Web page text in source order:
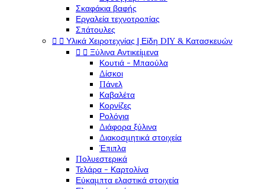
Σκαφάκια βαφής
Εργαλεία τεχνοτροπίας
Σπάτουλες
  Υλικά Χειροτεχνίας | Είδη DIY & Κατασκευών
  Ξύλινα Αντικείμενα
Κουτιά - Μπαούλα
Δίσκοι
Πάνελ
Καβαλέτα
Κορνίζες
Ρολόγια
Διάφορα ξύλινα
Διακοσμητικά στοιχεία
Έπιπλα
Πολυεστερικά
Τελάρα - Καρτολίνα
Εύκαμπτα ελαστικά στοιχεία